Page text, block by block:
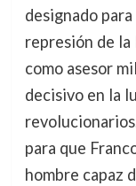
designado
represión de la
como asesor
decisivo en la
para que
hombre capaz